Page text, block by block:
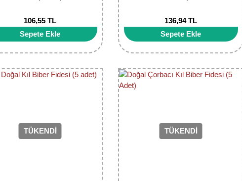
106,55 TL
Sepete Ekle
136,94 TL
Sepete Ekle
TÜKENDİ TÜKENDİ